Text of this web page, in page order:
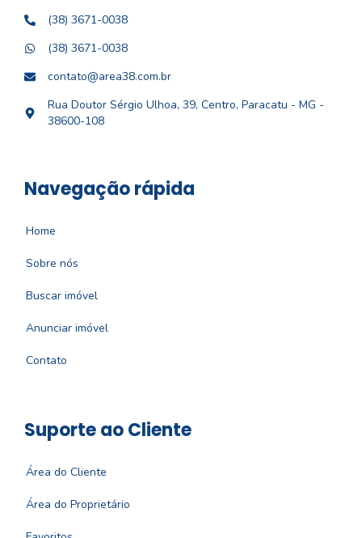
(38) 3671-0038
(38) 3671-0038
contato@area38.com.br
Rua Doutor Sérgio Ulhoa, 39, Centro, Paracatu - MG -
38600-108
Navegação rápida
Home
Sobre nós
Buscar imóvel
Anunciar imóvel
Contato
Suporte ao Cliente
Área do Cliente
Área do Proprietário